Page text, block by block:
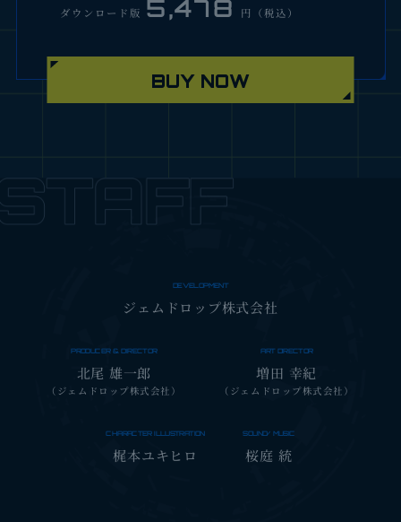
ダウンロード版 5,478 円（税込）
BUY NOW
『スターオーシャン セカンドストーリー R コレクター
STAR OCEAN THE SECOND STORY R
ORIGINAL SOUNDTRACK COLLECTOR'S
『スターオーシャン セカンドストーリー R』の
楽曲が収録されたCD4枚組の
DEVELOPMENT
ジェムドロップ株式会社
PRODUCER & DIRECTOR
北尾 雄一郎
（ジェムドロップ株式会社）
ART DIRECTOR
増田 幸紀
（ジェムドロップ株式会社）
CHARACTER ILLUSTRATION
梶本ユキヒロ
SOUND/MUSIC
桜庭 統